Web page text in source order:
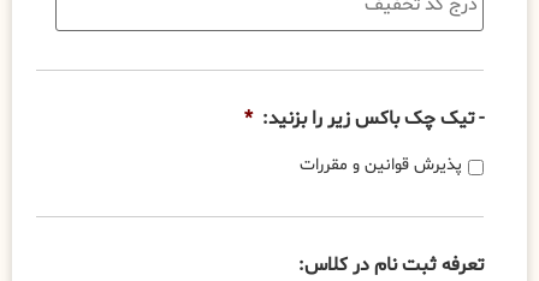
- تیک چک باکس زیر را بزنید: *
پذیرش قوانین و مقررات
تعرفه ثبت نام در کلاس: